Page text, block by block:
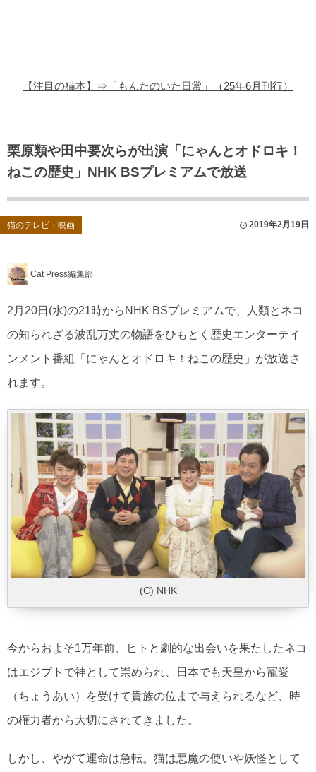
【注目の猫本】⇒「もんたのいた日常」（25年6月刊行）
栗原類や田中要次らが出演「にゃんとオドロキ！
ねこの歴史」NHK BSプレミアムで放送
猫のテレビ・映画 2019年2月19日
Cat Press編集部
2月20日(水)の21時からNHK BSプレミアムで、人類とネコ
の知られざる波乱万丈の物語をひもとく歴史エンターテイ
ンメント番組「にゃんとオドロキ！ねこの歴史」が放送さ
れます。
(C) NHK
今からおよそ1万年前、ヒトと劇的な出会いを果たしたネコ
はエジプトで神として崇められ、日本でも天皇から寵愛
（ちょうあい）を受けて貴族の位まで与えられるなど、時
の権力者から大切にされてきました。
しかし、やがて運命は急転。猫は悪魔の使いや妖怪として
猫のゲーム・アプリ
猫のフリー写真素材